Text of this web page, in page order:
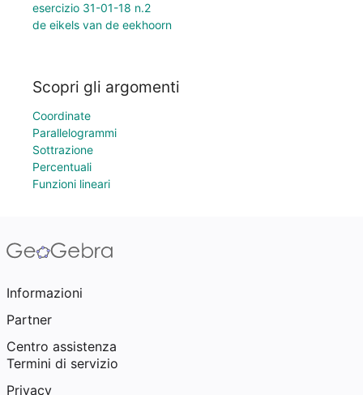
esercizio 31-01-18 n.2
de eikels van de eekhoorn
Scopri gli argomenti
Coordinate
Parallelogrammi
Sottrazione
Percentuali
Funzioni lineari
Informazioni
Partner
Centro assistenza
Termini di servizio
Privacy